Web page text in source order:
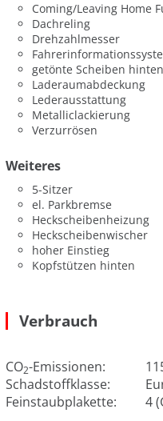
Coming/Leaving Home
Dachreling
Drehzahlmesser
getönte Scheiben hinten
Laderaumabdeckung
Lederausstattung
Metalliclackierung
Verzurrösen
Weiteres
5-Sitzer
el. Parkbremse
Heckscheibenheizung
Heckscheibenwischer
hoher Einstieg
Kopfstützen hinten
Verbrauch
CO2-Emissionen:
Schadstoffklasse:
Feinstaubplakette:
4